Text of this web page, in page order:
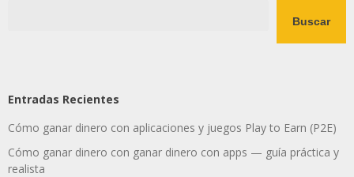
Buscar
Entradas Recientes
Cómo ganar dinero con aplicaciones y juegos Play to Earn (P2E)
Cómo ganar dinero con ganar dinero con apps — guía práctica y
realista